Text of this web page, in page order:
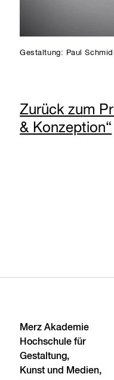
Gestaltung: Paul Schmidl
Zurück zum
& Konzeption“
Merz Akademie
Hochschule für
Gestaltung,
Kunst und Medien,